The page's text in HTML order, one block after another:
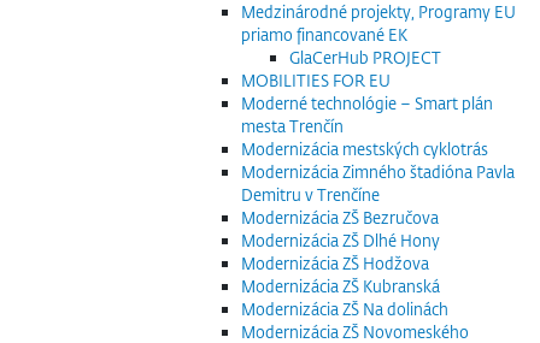
Medzinárodné projekty, Programy EU
priamo financované EK
GlaCerHub PROJECT
MOBILITIES FOR EU
Moderné technológie – Smart plán
mesta Trenčín
Modernizácia mestských cyklotrás
Modernizácia Zimného štadióna Pavla
Demitru v Trenčíne
Modernizácia ZŠ Bezručova
Modernizácia ZŠ Dlhé Hony
Modernizácia ZŠ Hodžova
Modernizácia ZŠ Kubranská
Modernizácia ZŠ Na dolinách
Modernizácia ZŠ Novomeského